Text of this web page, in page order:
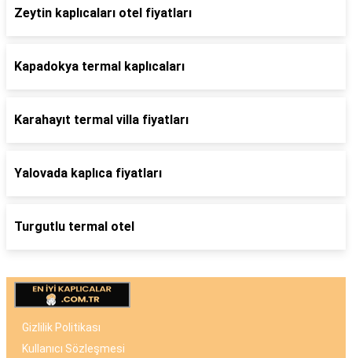
Zeytin kaplıcaları otel fiyatları
Kapadokya termal kaplıcaları
Karahayıt termal villa fiyatları
Yalovada kaplıca fiyatları
Turgutlu termal otel
Gizlilik Politikası
Kullanıcı Sözleşmesi